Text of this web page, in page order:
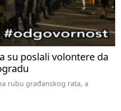
su poslali volontere da
rubu građanskog rata, a